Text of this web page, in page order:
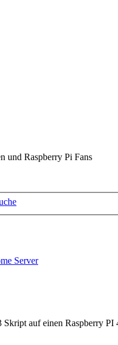
und Raspberry Pi Fans
Server
auf einen Raspberry PI